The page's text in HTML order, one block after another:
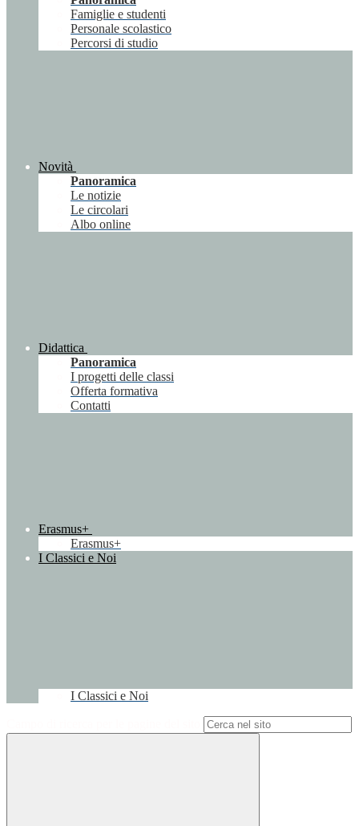
Famiglie e studenti
Personale scolastico
Percorsi di studio
Novità
Panoramica
Le notizie
Le circolari
Albo online
Didattica
Panoramica
I progetti delle classi
Offerta formativa
Contatti
Erasmus+
Erasmus+
I Classici e Noi
I Classici e Noi